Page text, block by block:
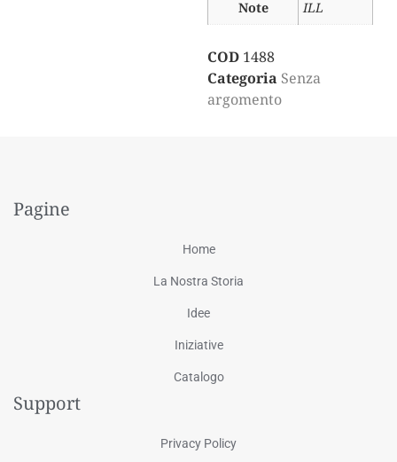
Note
ILL
COD 1488
Categoria Senza
argomento
Pagine
Home
La Nostra Storia
Idee
Iniziative
Catalogo
Support
Privacy Policy